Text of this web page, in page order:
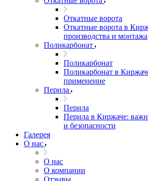
Откатные ворота
Откатные ворота в
производства и монтажа
Поликарбонат
Поликарбонат
Поликарбонат в
применение
Перила
Перила
Перила в Киржаче:
и безопасности
Галерея
О нас
О нас
О компании
Отзывы